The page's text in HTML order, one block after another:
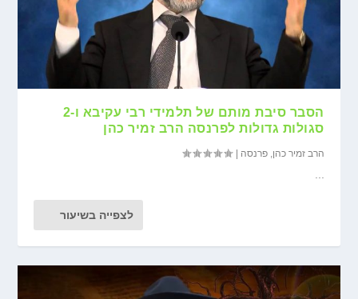
הסבר סיבת מותם של תלמידי רבי עקיבא ו-2
סגולות גדולות לפרנסה הרב זמיר כהן
הרב זמיר כהן,פרנסה |
לצפייה בשיעור